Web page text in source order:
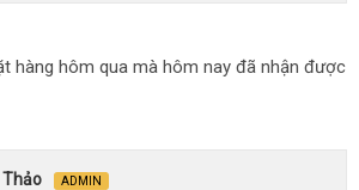
hàng hôm qua mà hôm nay đã nhận được
Thảo ADMIN